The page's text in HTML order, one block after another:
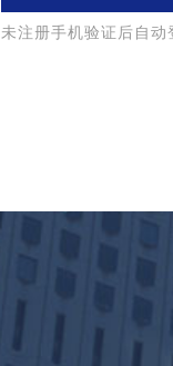
未注册手机验证后自